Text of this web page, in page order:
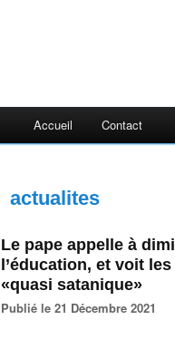
Accueil Contact
actualites
Le pape appelle à
l’éducation, et voit
«quasi satanique»
Publié le 21 Décembre 2021